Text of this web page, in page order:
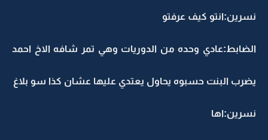
نسرين:انتو كيف عرفتو
الضابط:عادي وحده من الدوريات وهي تمر شافه الاخ احمد
يضرب البنت حسبوه يحاول يعتدي عليها عشان كذا سو بلاغ
نسرين:اها